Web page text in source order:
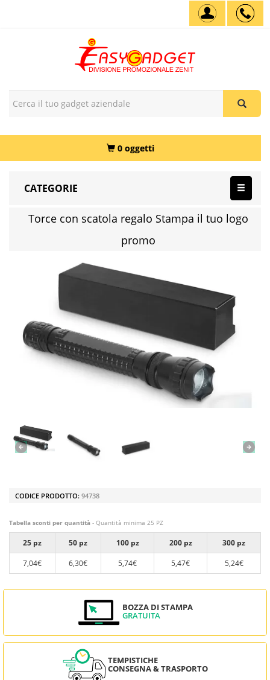
0 oggetti
CATEGORIE
Torce con scatola regalo Stampa il tuo logo
promo
CODICE PRODOTTO: 94738
Tabella sconti per quantità - Quantità minima 25 PZ
25 pz 50 pz 100 pz 200 pz
300 pz
7,04€
6,30€ 5,74€ 5,47€ 5,24€
BOZZA DI STAMPA
GRATUITA
TEMPISTICHE
CONSEGNA & TRASPORTO